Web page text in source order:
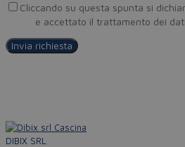
Cliccando su questa spunta si
e accettato il trattamento dei
DIBIX SRL